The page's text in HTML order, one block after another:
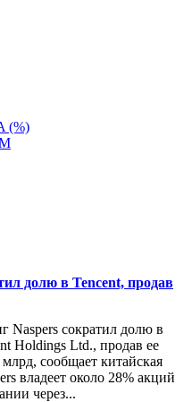
(%)
долю в Tencent, продав
сократил долю в
Holdings Ltd., продав ее
сообщает китайская
владеет около 28% акций
через...